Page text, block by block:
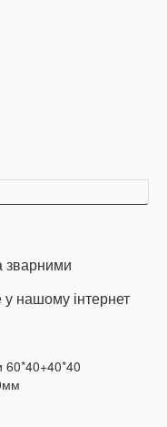
зварними
нашому інтернет
60*40+40*40